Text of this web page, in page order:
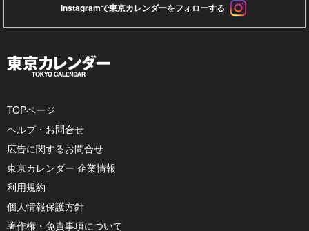
Instagramで東京カレンダーをフォローする
TOPページ
ヘルプ・お問合せ
広告に関するお問合せ
東京カレンダー 企業情報
利用規約
個人情報保護方針
著作権・免責事項について